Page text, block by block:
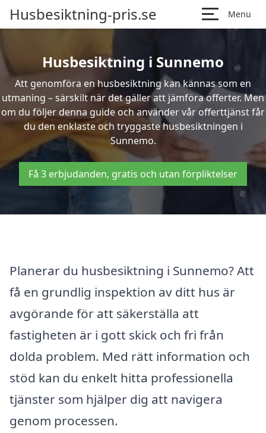
Husbesiktning-pris.se Menu
Husbesiktning i Sunnemo
Att genomföra en husbesiktning kan kännas som en
utmaning – särskilt när det gäller att jämföra offerter. Men
om du följer denna guide och använder vår offerttjänst får
du den enklaste och tryggaste husbesiktningen i
Sunnemo.
Få 3 erbjudanden, gratis och utan förpliktelser
Planerar du husbesiktning i Sunnemo? Att
få en grundlig inspektion av ditt hus är
avgörande för att säkerställa att
fastigheten är i gott skick och fri från
dolda problem. Med rätt information och
stöd kan du enkelt hitta professionella
tjänster som hjälper dig att navigera
genom processen.